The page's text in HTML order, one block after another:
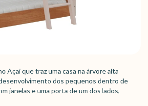
Açai que traz uma casa na árvore alta
dos pequenos dentro de
janelas e uma porta de um dos lados,